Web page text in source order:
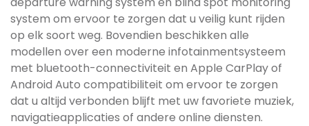
system om ervoor te zorgen dat u veilig kunt rijden
op elk soort weg. Bovendien beschikken alle
modellen over een moderne infotainmentsysteem
met bluetooth-connectiviteit en Apple CarPlay of
Android Auto compatibiliteit om ervoor te zorgen
dat u altijd verbonden blijft met uw favoriete muziek,
navigatieapplicaties of andere online diensten.